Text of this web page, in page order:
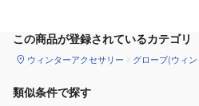
この商品が登録されているカテゴリ
ウィンターアクセサリー グローブ(ウィ
類似条件で探す